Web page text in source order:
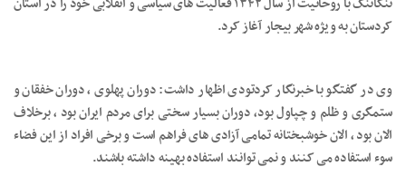
کردستان به ویژه شهر بیجار آغاز کرد.
وی در گفتگو با خبرنگار کردتودی اظهار داشت: دوران پهلوی ، دوران خفقان و
ستمگری و ظلم و چپاول بود، دوران بسیار سختی برای مردم ایران بود ، برخلاف
الان بود ، الان خوشبختانه تمامی آزادی های فراهم است و برخی افراد از این فضاء
سوء استفاده می کنند و نمی توانند استفاده بهینه داشته باشند.